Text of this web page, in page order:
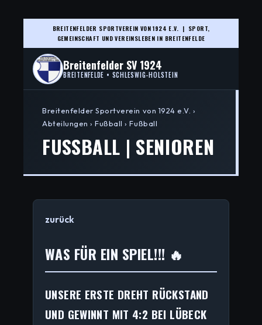
BREITENFELDER SPORTVEREIN VON 1924 E.V. | SPORT,
GEMEINSCHAFT UND VEREINSLEBEN IN BREITENFELDE
Breitenfelder SV 1924
BREITENFELDE • SCHLESWIG-HOLSTEIN
Breitenfelder Sportverein von 1924 e.V. ›
Abteilungen › Fußball › Fußball
FUSSBALL | SENIOREN
zurück
WAS FÜR EIN SPIEL!!! 🔥
UNSERE ERSTE DREHT RÜCKSTAND
UND GEWINNT MIT 4:2 BEI LÜBECK